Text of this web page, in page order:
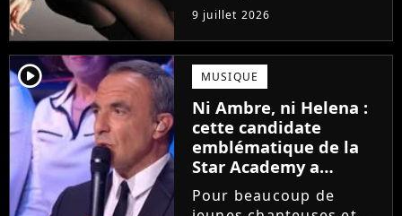
single J'me demande et
qu'elle prépare son
premier album, la
gagnante de la dernière
saison de la Star
Academy annonce les
dates de sa...
9 juillet 2026
player2 MUSIQUE
Ni Ambre, ni Helena :
cette candidate
emblématique de la
Star Academy a
souffert après
l'émission, "J'étais
Pour beaucoup de